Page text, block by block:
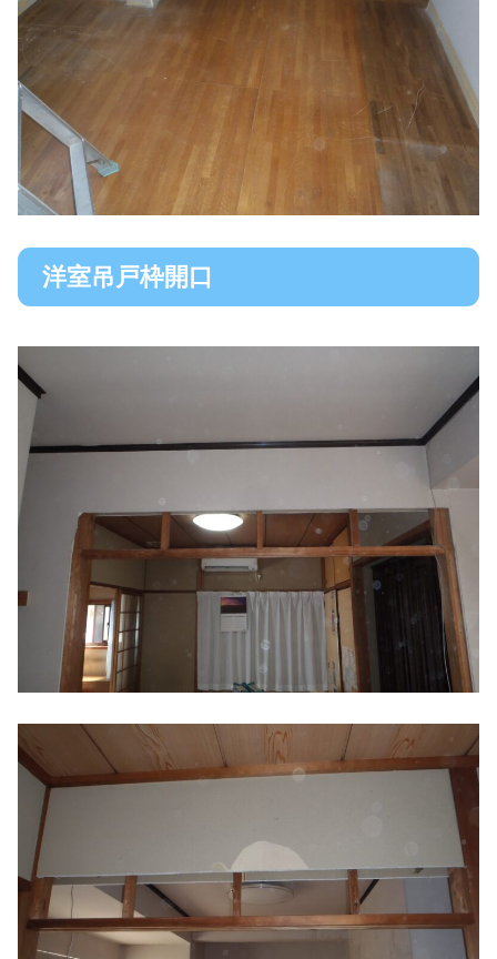
洋室吊戸枠開口